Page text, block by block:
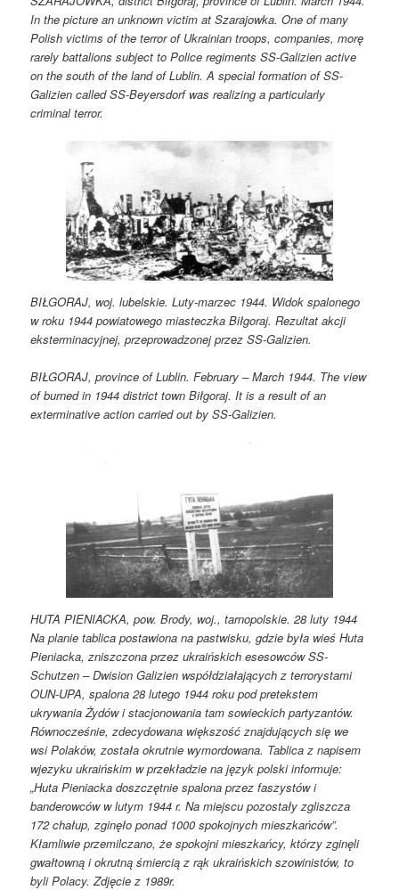
In the picture an unknown victim at Szarajowka. One of many
Polish victims of the terror of Ukrainian troops, companies, morę
rarely battalions subject to Police regiments SS-Galizien active
on the south of the land of Lublin. A special formation of SS-
Galizien called SS-Beyersdorf was realizing a particularly
criminal terror.
BIŁGORAJ, woj. lubelskie. Luty-marzec 1944. Widok spalonego
w roku 1944 powiatowego miasteczka Biłgoraj. Rezultat akcji
eksterminacyjnej, przeprowadzonej przez SS-Galizien.
BIŁGORAJ, province of Lublin. February – March 1944. The view
of burned in 1944 district town Biłgoraj. It is a result of an
exterminative action carried out by SS-Galizien.
HUTA PIENIACKA, pow. Brody, woj., tarnopolskie. 28 luty 1944
Na planie tablica postawiona na pastwisku, gdzie była wieś Huta
Pieniacka, zniszczona przez ukraińskich esesowców SS-
Schutzen – Dwision Galizien współdziałających z terrorystami
OUN-UPA, spalona 28 lutego 1944 roku pod pretekstem
ukrywania Żydów i stacjonowania tam sowieckich partyzantów.
Równocześnie, zdecydowana większość znajdujących się we
wsi Polaków, została okrutnie wymordowana. Tablica z napisem
wjezyku ukraińskim w przekładzie na język polski informuje:
„Huta Pieniacka doszczętnie spalona przez faszystów i
banderowców w lutym 1944 r. Na miejscu pozostały zgliszcza
172 chałup, zginęło ponad 1000 spokojnych mieszkańców”.
Kłamliwie przemilczano, że spokojni mieszkańcy, którzy zginęli
gwałtowną i okrutną śmiercią z rąk ukraińskich szowinistów, to
byli Polacy. Zdjęcie z 1989r.